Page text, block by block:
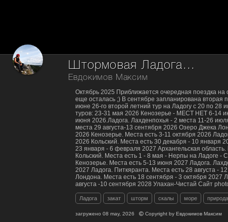
Штормовая Ладога...
Евдокимов Максим
Октябрь 2025 Приближается очередная поездка
еще осталась ;) В сентябре запланирована вторая
июне 26-го второй летний тур на Ладогу с 20 по 28
туров: 23-31 мая 2026 Кенозерье - МЕСТ НЕТ 6-14
июня 2026.Ладога. Лахденпохья - 2 места 11-26
места 29 августа-13 сентября 2026 Озеро Джека
2026 Кенозерье. Места есть 3-11 октября 2026
2026 Кольский. Места есть 30 декабря - 10 января
23 января - 6 февраля 2027 Архангельская
Кольский. Места есть 1 - 8 мая - Нерпы на Ладоге
Кенозерье. Места есть 5-13 июня 2027 Ладога.
2027 Ладога. Питкяранта. Места есть 28 августа -
Лондона. Места есть 18 сентября - 3 октября 2027
августа -10 сентября 2028 Улахан-Чистай Сайт
Ладога закат шторм скалы море природа
загружено08 may, 2026 Copyright byЕвдокимов Максим